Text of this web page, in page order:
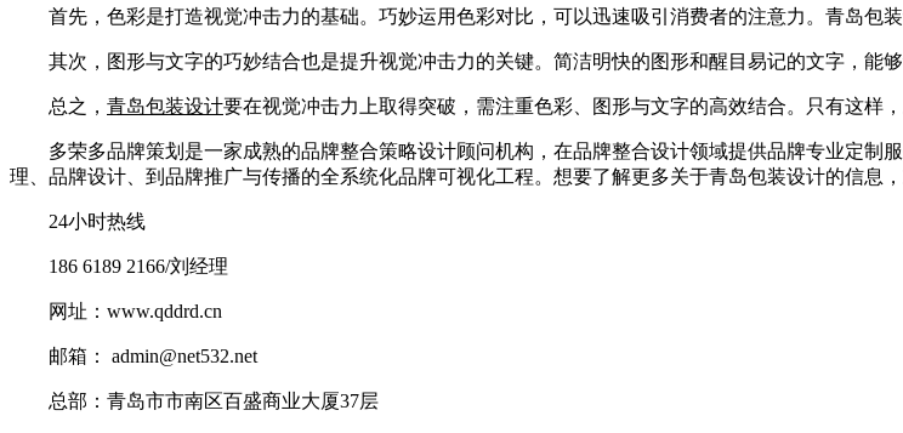
首先，色彩是打造视觉冲击力的基础。巧妙运用色彩对比，可以迅速吸引消费者的注意力。青岛包装
其次，图形与文字的巧妙结合也是提升视觉冲击力的关键。简洁明快的图形和醒目易记的文字，能够
总之， 青岛包装设计要在视觉冲击力上取得突破，需注重色彩、图形与文字的高效结合。只有这样
多荣多品牌策划是一家成熟的品牌整合策略设计顾问机构，在品牌整合设计领域提供品牌专业定制
理、品牌设计、到品牌推广与传播的全系统化品牌可视化工程。想要了解更多关于青岛包装设计的信息，
24小时热线
186 6189 2166/刘经理
网址：www.qddrd.cn
邮箱： admin@net532.net
总部：青岛市市南区百盛商业大厦37层